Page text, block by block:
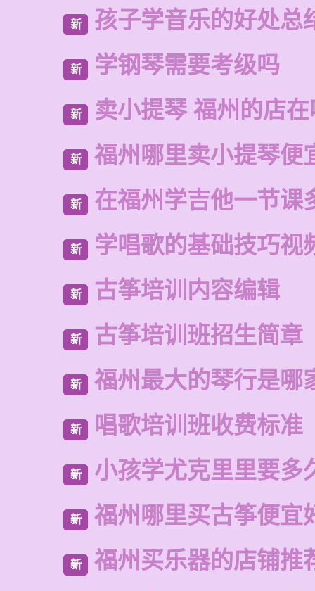
新 孩子学音乐的好处总
新 学钢琴需要考级吗
新 卖小提琴 福州的店
新 福州哪里卖小提琴便
新 在福州学吉他一节课
新 学唱歌的基础技巧视
新 古筝培训内容编辑
新 古筝培训班招生简章
新 福州最大的琴行是哪
新 唱歌培训班收费标准
新 小孩学尤克里里要多
新 福州哪里买古筝便宜
新 福州买乐器的店铺推